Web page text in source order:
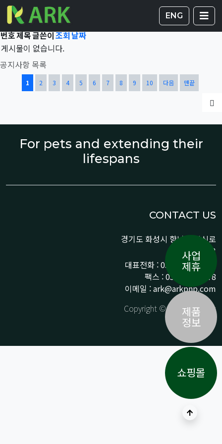
ENG
Total 41,758건1 페이지 게시판
공지사항 목록
번호제목글쓴이조회날짜
게시물이 없습니다.
열린
1 페이지
2
페이지3페이지4
페이지5페이지6
페이지7
페이지8
페이지9
페이지10
페이지 다음 맨끝
For pets and extending their
lifespans
CONTACT US
경기도 화성시 향남읍 상신로
290-13
대표전화 : 031-359-9776 /
팩스 : 031-359-9778
이메일 : ark@arkpnp.com
Copyright © ARK All Rights
Reserved.
상단으로
사업
제휴
제품
정보
쇼핑몰